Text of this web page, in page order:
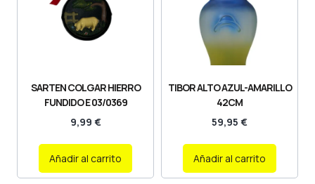
SARTEN COLGAR HIERRO
FUNDIDO E 03/0369
9,99 €
Añadir al carrito
TIBOR ALTO AZUL-AMARILLO
42CM
59,95 €
Añadir al carrito